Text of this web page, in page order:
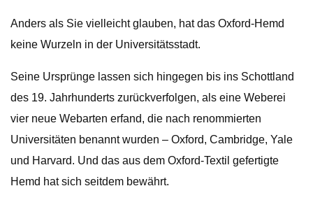
Anders als Sie vielleicht glauben, hat das Oxford-Hemd
keine Wurzeln in der Universitätsstadt.
Seine Ursprünge lassen sich hingegen bis ins Schottland
des 19. Jahrhunderts zurückverfolgen, als eine Weberei
vier neue Webarten erfand, die nach renommierten
Universitäten benannt wurden – Oxford, Cambridge, Yale
und Harvard. Und das aus dem Oxford-Textil gefertigte
Hemd hat sich seitdem bewährt.